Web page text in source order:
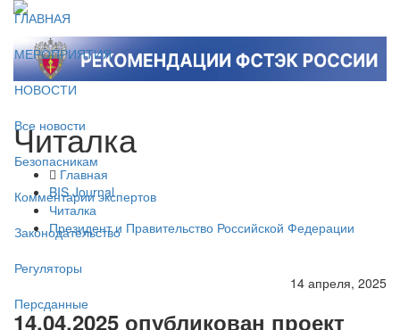
ГЛАВНАЯ
МЕРОПРИЯТИЯ
НОВОСТИ
Все новости
Безопасникам
Комментарии экспертов
Законодательство
Регуляторы
Персданные
Читалка
Главная
BIS Journal
Читалка
Президент и Правительство Российской Федерации
14 апреля, 2025
14.04.2025 опубликован проект